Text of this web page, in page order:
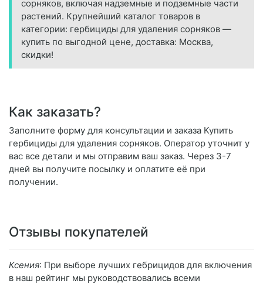
сорняков, включая надземные и подземные части
растений. Крупнейший каталог товаров в
категории: гербициды для удаления сорняков —
купить по выгодной цене, доставка: Москва,
скидки!
Как заказать?
Заполните форму для консультации и заказа Купить
гербициды для удаления сорняков. Оператор уточнит у
вас все детали и мы отправим ваш заказ. Через 3-7
дней вы получите посылку и оплатите её при
получении.
Отзывы покупателей
Ксения: При выборе лучших гебрицидов для включения
в наш рейтинг мы руководствовались всеми